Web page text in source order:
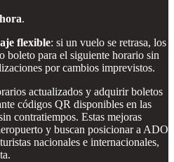
.
flexible: si un vuelo se retrasa, los
boleto para el siguiente horario sin
por cambios imprevistos.
actualizados y adquirir boletos
códigos QR disponibles en las
contratiempos. Estas mejoras
y buscan posicionar a ADO
nacionales e internacionales,